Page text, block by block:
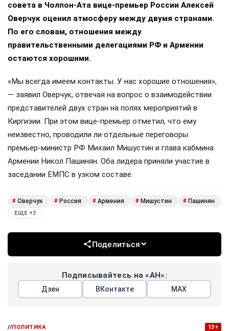
совета в Чолпон-Ата вице-премьер России Алексей
Оверчук оценил атмосферу между двумя странами.
По его словам, отношения между
правительственными делегациями РФ и Армении
остаются хорошими.
«Мы всегда имеем контакты. У нас хорошие отношения»,
— заявил Оверчук, отвечая на вопрос о взаимодействии
представителей двух стран на полях мероприятий в
Киргизии. При этом вице-премьер отметил, что ему
неизвестно, проводили ли отдельные переговоры
премьер-министр РФ Михаил Мишустин и глава кабмина
Армении Никол Пашинян. Оба лидера приняли участие в
заседании ЕМПС в узком составе.
# Оверчук # Россия # Армения # Мишустин # Пашинян
ЕЩЕ +3
Поделиться
Подписывайтесь на «АН»:
Дзен ВКонтакте МАХ
//ПОЛИТИКА 13+